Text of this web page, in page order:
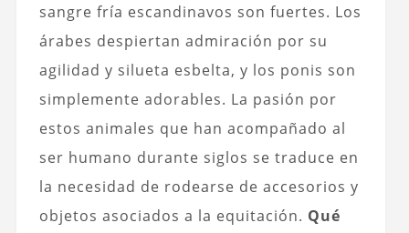
sangre fría escandinavos son fuertes. Los
árabes despiertan admiración por su
agilidad y silueta esbelta, y los ponis son
simplemente adorables. La pasión por
estos animales que han acompañado al
ser humano durante siglos se traduce en
la necesidad de rodearse de accesorios y
objetos asociados a la equitación. Qué